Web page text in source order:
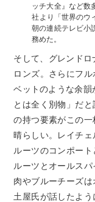
ッチ大全』など数
社より「世界のウ
朝の連続テレビ小
務めた。
そして、グレンド
ロンズ。さらにフ
ベットのような余
とは全く別物」だ
の持つ要素がこの
晴らしい。レイチ
ルーツのコンポー
ルーツとオールス
肉やブルーチーズ
土屋氏が話したよ